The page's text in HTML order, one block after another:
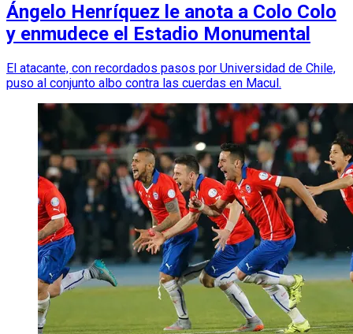
Ángelo Henríquez le anota a Colo Colo
y enmudece el Estadio Monumental
El atacante, con recordados pasos por Universidad de Chile,
puso al conjunto albo contra las cuerdas en Macul.